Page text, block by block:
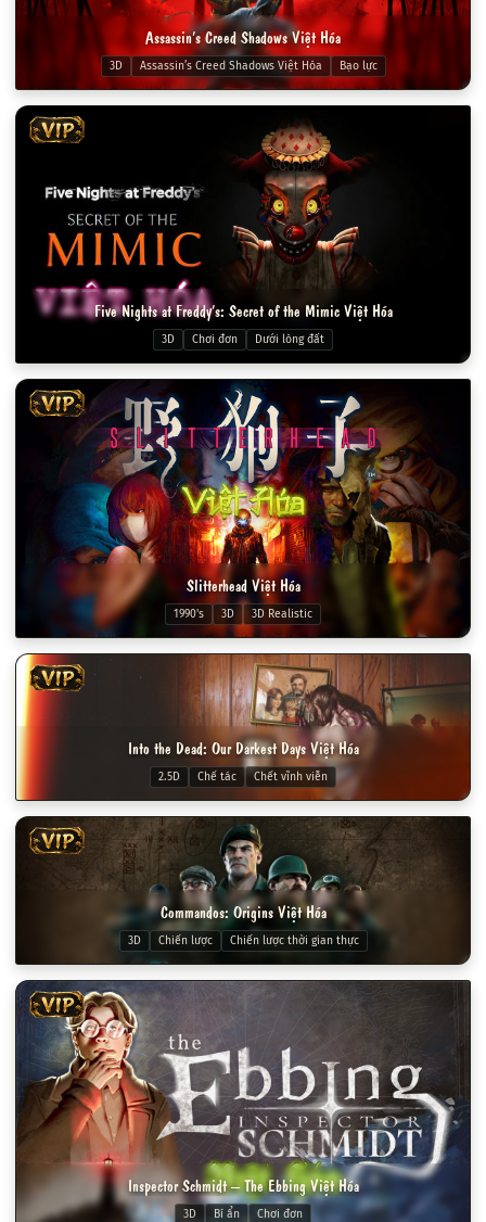
Assassin’s Creed Shadows Việt Hóa
3D Assassin’s Creed Shadows Việt Hóa Bạo lực
VIP
Five Nights at Freddy’s: Secret of the Mimic Việt Hóa
3D Chơi đơn Dưới lòng đất
VIP
Slitterhead Việt Hóa
1990's 3D 3D Realistic
VIP
Into the Dead: Our Darkest Days Việt Hóa
2.5D Chế tác Chết vĩnh viễn
VIP
Commandos: Origins Việt Hóa
3D Chiến lược Chiến lược thời gian thực
VIP
Inspector Schmidt – The Ebbing Việt Hóa
3D Bí ẩn Chơi đơn